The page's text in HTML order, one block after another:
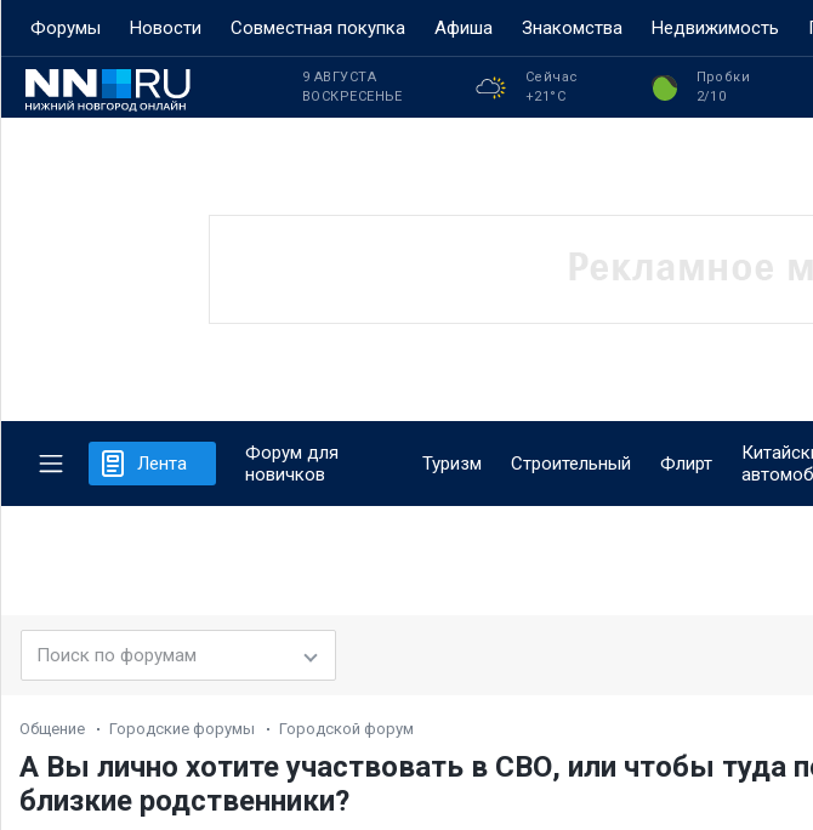
Форумы Новости Совместная покупка Афиша Знакомства Недвижимость
9 АВГУСТА
ВОСКРЕСЕНЬЕ
Сейчас
+21 °C
Пробки
2/10
Лента
Форум для
новичков
Туризм Строительный Флирт
Общение Городские форумы Городской форум
А Вы лично хотите участвовать в СВО, или чтобы туда
близкие родственники